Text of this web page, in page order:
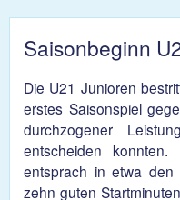
Saisonbeginn
Die U21 Junioren
erstes Saisonspiel
durchzogener
entscheiden
entsprach in etwa den
zehn guten